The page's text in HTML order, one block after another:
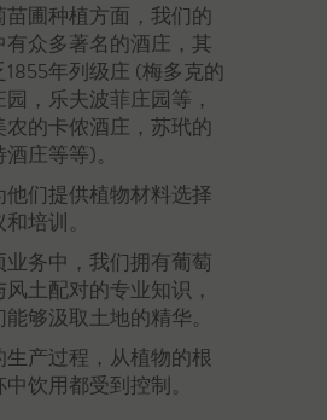
苗圃种植方面，我们的
有众多著名的酒庄，其
年列级庄 (梅多克的
，乐夫波菲庄园等，
农的卡侬酒庄，苏玳的
庄等等)。
他们提供植物材料选择
培训。
业务中，我们拥有葡萄
土配对的专业知识，
够汲取土地的精华。
生产过程，从植物的根
饮用都受到控制。